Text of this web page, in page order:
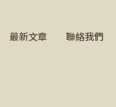
最新文章 聯絡我們